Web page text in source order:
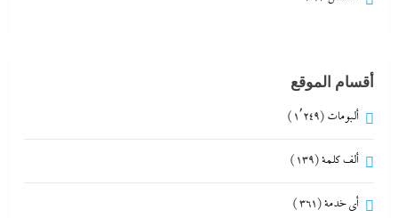
أقسام الموقع
ألبومات (1٬249)
ألف كلمة(139)
أي خدمة(361)